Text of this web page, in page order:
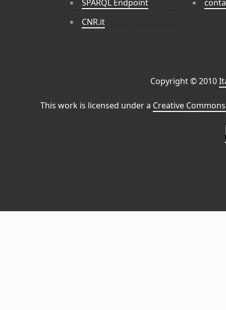
SPARQL Endpoint
CNR.it
Copyright © 2010
This work is licensed under a Creative